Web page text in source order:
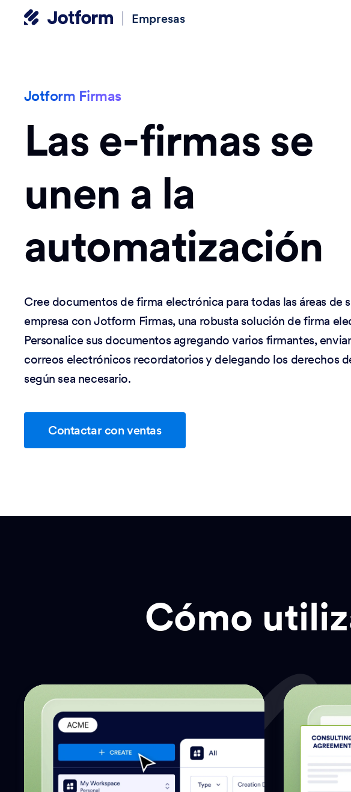
Empresas
Jotform Firmas
Las e-firmas se
unen a la
automatización
Cree documentos de firma electrónica para todas las áreas de
empresa con Jotform Firmas, una robusta solución de firma
Personalice sus documentos agregando varios firmantes,
correos electrónicos recordatorios y delegando los derechos
según sea necesario.
Contactar con ventas
Cómo